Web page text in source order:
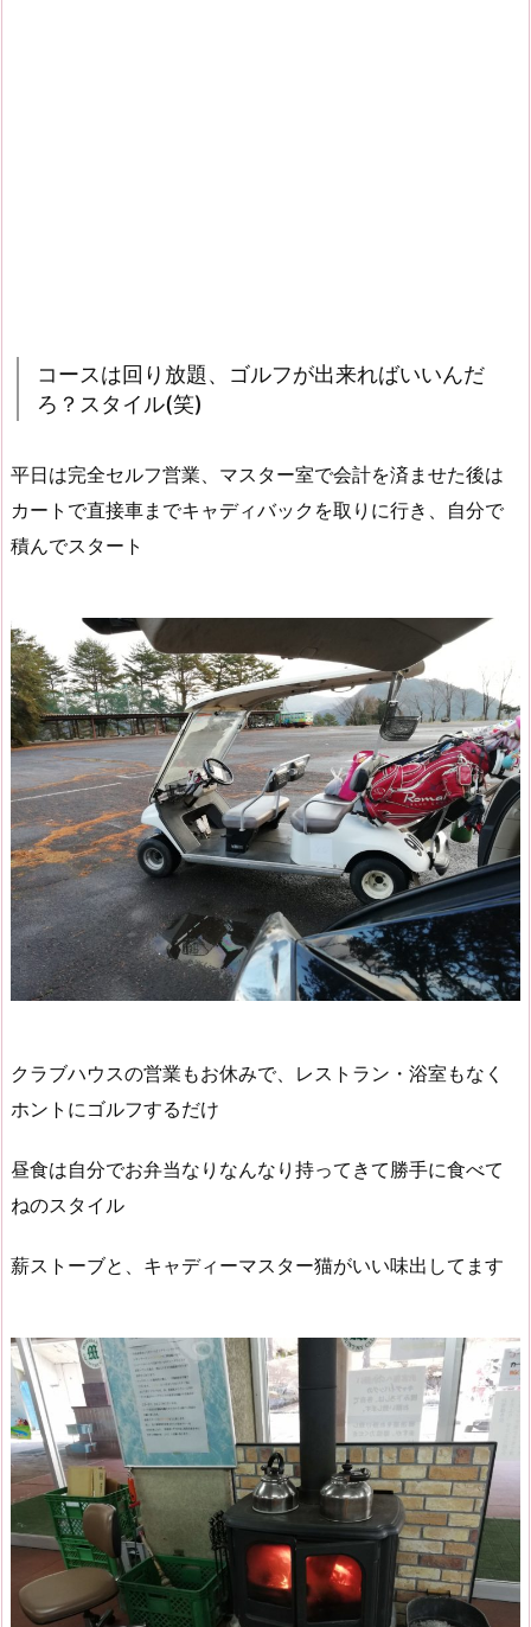
コースは回り放題、ゴルフが出来ればいいんだ
ろ？スタイル(笑)
平日は完全セルフ営業、マスター室で会計を済ませた後は
カートで直接車までキャディバックを取りに行き、自分で
積んでスタート
クラブハウスの営業もお休みで、レストラン・浴室もなく
ホントにゴルフするだけ
昼食は自分でお弁当なりなんなり持ってきて勝手に食べて
ねのスタイル
薪ストーブと、キャディーマスター猫がいい味出してます